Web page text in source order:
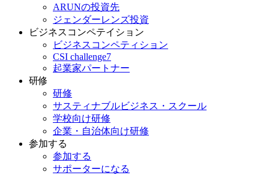
ARUNの投資先
ジェンダーレンズ投資
ビジネスコンペテイション
ビジネスコンペティション
CSI challenge7
起業家パートナー
研修
研修
サスティナブルビジネス・スクール
学校向け研修
企業・自治体向け研修
参加する
参加する
サポーターになる